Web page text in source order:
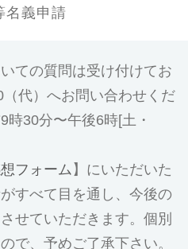
名義申請
ての質問は受け付けてお
代）へお問い合わせくだ
時30分〜午後6時[土・
フォーム 】にいただいた
すべて目を通し、今後の
せていただきます。個別
で、予めご了承下さい。